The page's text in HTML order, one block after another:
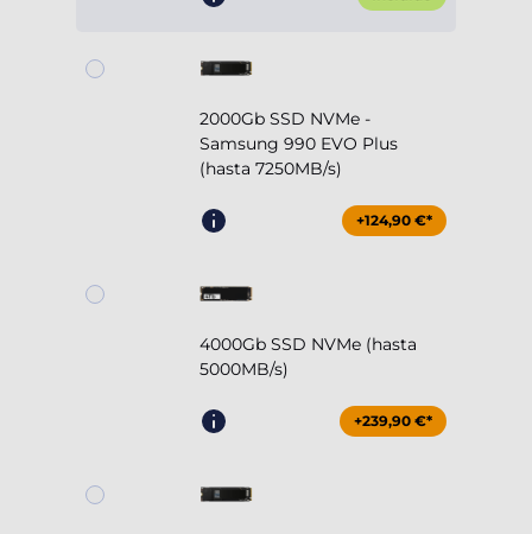
2000Gb SSD NVMe -
Samsung 990 EVO Plus
(hasta 7250MB/s)
+124,90 €*
4000Gb SSD NVMe (hasta
5000MB/s)
+239,90 €*